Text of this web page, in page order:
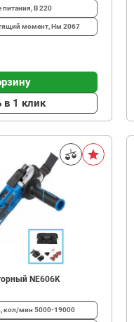
В220
момент, Нм 2067
в 1 клик
NE606K
кол/мин 5000-19000